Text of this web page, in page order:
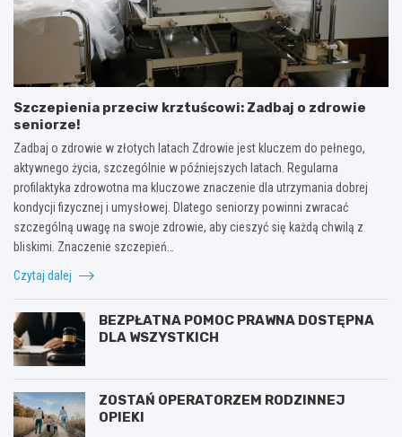
Szczepienia przeciw krztuścowi: Zadbaj o zdrowie
seniorze!
Zadbaj o zdrowie w złotych latach Zdrowie jest kluczem do pełnego,
aktywnego życia, szczególnie w późniejszych latach. Regularna
profilaktyka zdrowotna ma kluczowe znaczenie dla utrzymania dobrej
kondycji fizycznej i umysłowej. Dlatego seniorzy powinni zwracać
szczególną uwagę na swoje zdrowie, aby cieszyć się każdą chwilą z
bliskimi. Znaczenie szczepień…
Czytaj dalej
BEZPŁATNA POMOC PRAWNA DOSTĘPNA
DLA WSZYSTKICH
ZOSTAŃ OPERATORZEM RODZINNEJ
OPIEKI